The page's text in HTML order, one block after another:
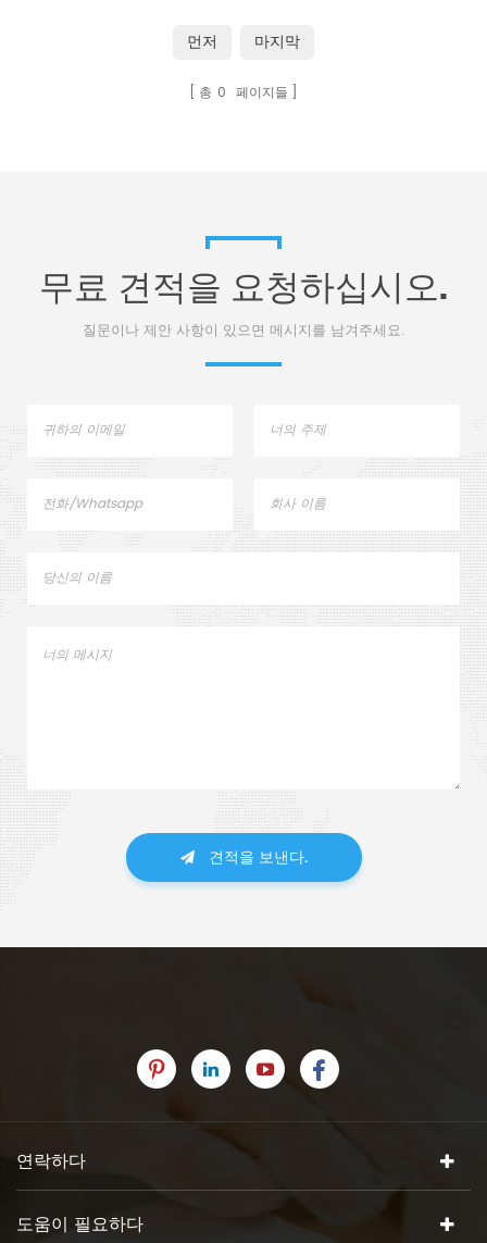
먼저 마지막
총 0 페이지들
무료 견적을 요청하십시오.
질문이나 제안 사항이 있으면 메시지를 남겨주세요.
견적을 보낸다.
연락하다
도움이 필요하다